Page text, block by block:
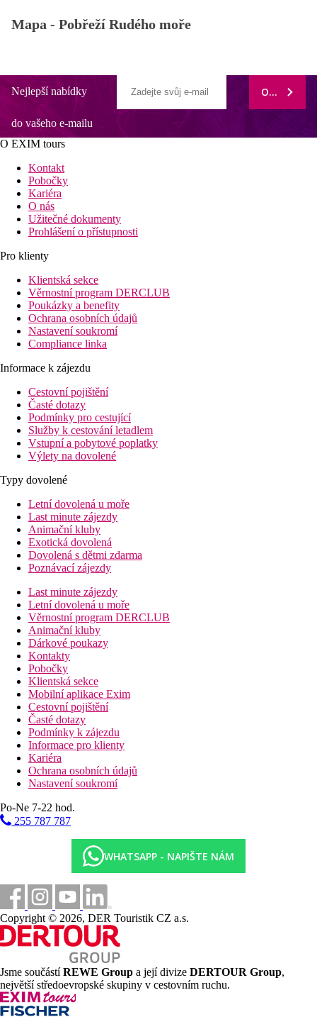
Mapa - Pobřeží Rudého moře
Nejlepší nabídky
do vašeho e-mailu
ODEBÍRAT
O EXIM tours
Kontakt
Pobočky
Kariéra
O nás
Užitečné dokumenty
Prohlášení o přístupnosti
Pro klienty
Klientská sekce
Věrnostní program DERCLUB
Poukázky a benefity
Ochrana osobních údajů
Nastavení soukromí
Compliance linka
Informace k zájezdu
Cestovní pojištění
Časté dotazy
Podmínky pro cestující
Služby k cestování letadlem
Vstupní a pobytové poplatky
Výlety na dovolené
Typy dovolené
Letní dovolená u moře
Last minute zájezdy
Animační kluby
Exotická dovolená
Dovolená s dětmi zdarma
Poznávací zájezdy
Last minute zájezdy
Letní dovolená u moře
Věrnostní program DERCLUB
Animační kluby
Dárkové poukazy
Kontakty
Pobočky
Klientská sekce
Mobilní aplikace Exim
Cestovní pojištění
Časté dotazy
Podmínky k zájezdu
Informace pro klienty
Kariéra
Ochrana osobních údajů
Nastavení soukromí
Po-Ne 7-22 hod.
255 787 787
WHATSAPP - NAPIŠTE NÁM
Copyright © 2026, DER Touristik CZ a.s.
Jsme součástíREWE Group a její divize DERTOUR Group,
největší středoevropské skupiny v cestovním ruchu.